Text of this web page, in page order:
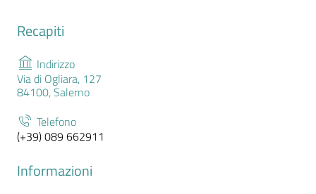
Recapiti
Indirizzo
Via di Ogliara, 127
84100, Salerno
Telefono
(+39) 089 662911
Informazioni